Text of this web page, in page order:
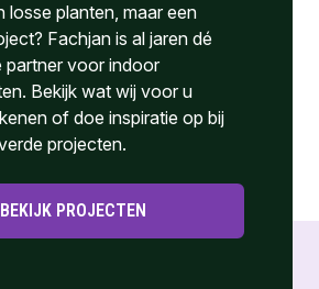
losse planten, maar een
Fachjan is al jaren dé
partner voor indoor
Bekijk wat wij voor u
of doe inspiratie op bij
projecten.
BEKIJK PROJECTEN